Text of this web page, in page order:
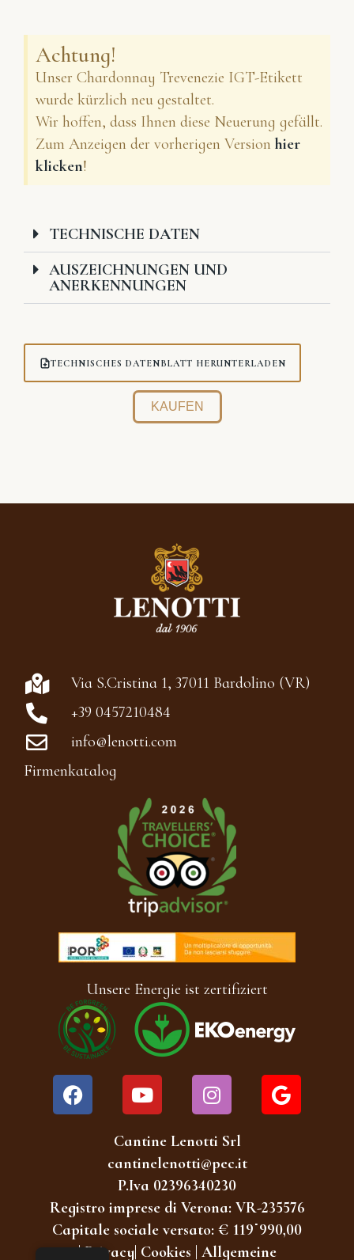
Achtung!
Unser Chardonnay Trevenezie IGT-Etikett
wurde kürzlich neu gestaltet.
Wir hoffen, dass Ihnen diese Neuerung gefällt.
Zum Anzeigen der vorherigen Version hier
klicken!
TECHNISCHE DATEN
AUSZEICHNUNGEN UND
ANERKENNUNGEN
TECHNISCHES DATENBLATT HERUNTERLADEN
KAUFEN
Via S.Cristina 1, 37011 Bardolino (VR)
+39 0457210484
info@lenotti.com
Firmenkatalog
Unsere Energie ist zertifiziert
Cantine Lenotti Srl
cantinelenotti@pec.it
P.Iva 02396340230
Registro imprese di Verona: VR-235576
Capitale sociale versato: € 119˙990,00
|Privacy| Cookies | Allgemeine